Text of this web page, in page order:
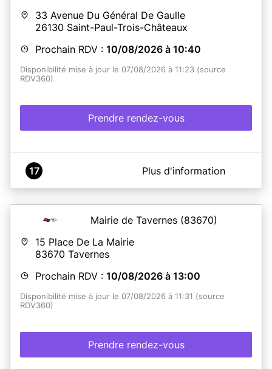
33 Avenue Du Général De Gaulle
26130 Saint-Paul-Trois-Châteaux
Prochain RDV : 10/08/2026 à 10:40
Disponibilité mise à jour le 07/08/2026 à 11:23 (source
RDV360)
Prendre rendez-vous
A propos de Bureau CNI/Passeport de Saint-Paul-
Trois-Châteaux
titres d'identité se déroulent au sein du Pôle Social - 33
avenue de Général De Gaulles - 26130 Saint Paul Trois
17 Plus d'information
Mairie de Tavernes (83670)
15 Place De La Mairie
83670 Tavernes
Prochain RDV : 10/08/2026 à 13:00
Disponibilité mise à jour le 07/08/2026 à 11:31 (source
RDV360)
Prendre rendez-vous